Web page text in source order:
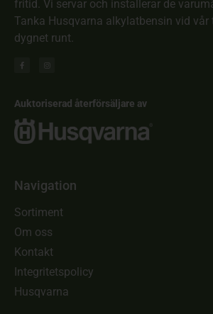
fritid. Vi servar och installerar de
Tanka Husqvarna alkylatbensin vid
dygnet runt.
Auktoriserad återförsäljare av
Navigation
Sortiment
Om oss
Kontakt
Integritetspolicy
Husqvarna